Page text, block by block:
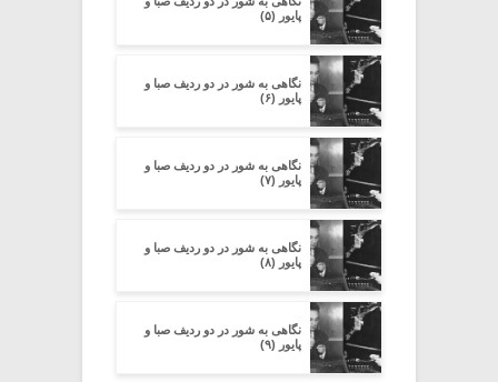
پایور (۵)
نگاهی به شور در دو ردیف صبا و
پایور (۶)
نگاهی به شور در دو ردیف صبا و
پایور (۷)
نگاهی به شور در دو ردیف صبا و
پایور (۸)
نگاهی به شور در دو ردیف صبا و
پایور (۹)